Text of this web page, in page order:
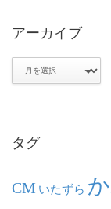
アーカイブ
タグ
CM いたずら